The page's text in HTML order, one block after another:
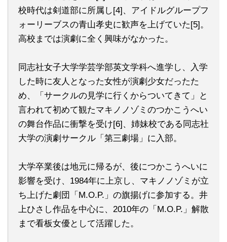
校時代は剣道部に所属し[4]、アイドルグループフ
ォーリーブスの青山孝史に歓声を上げていた[5]。
高校までは演劇に全く興味がなかった。
同志社女子大学学芸学部英文学科へ進学し、入学
した時に友人となった女性が演劇少女だったた
め、「サークルの見学に行くからついてきて」と
言われて初めて観たマキノノゾミのつかこうへい
の舞台作品に衝撃を受け[6]、姉妹校である同志社
大学の演劇サークル「第三劇場」に入部。
大学卒業後は地元に帰るが、後につかこうへいに
影響を受け、1984年に上京し、マキノノゾミが立
ち上げた劇団「M.O.P.」の旗揚げに参加する。井
上ひさし作品を中心に、2010年の「M.O.P.」解散
まで看板女優として活躍した。